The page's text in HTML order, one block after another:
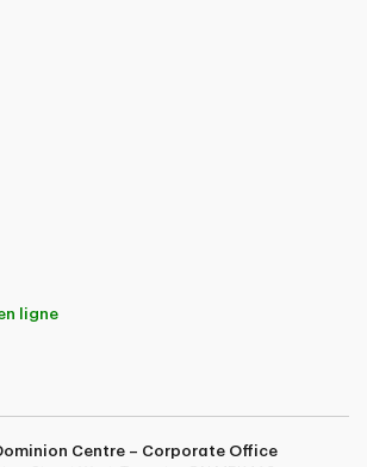
ligne
Centre – Corporate Office